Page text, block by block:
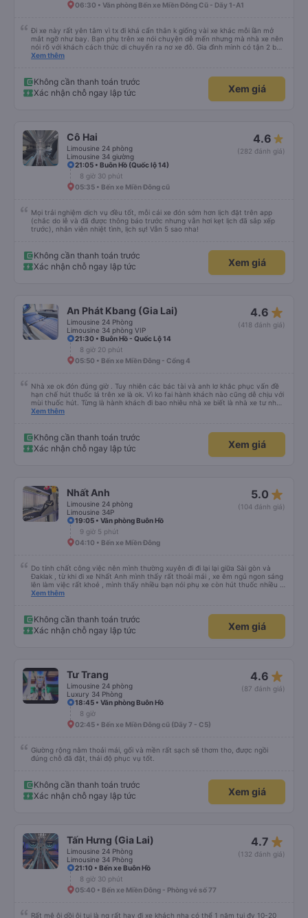
06:30 • Văn phòng Bến xe Miền Đông Cũ - Dãy 1-A1
Đi xe này rất yên tâm vì tx đi khá cẩn thân k giống vài xe khác mỗi lần mở
mắt ngỡ như bay. Bạn phụ trên xe nói chuyện dễ mến nhưng mà nhà xe nên
nói rõ với khách cách thức di chuyển ra nơ xe đỗ. Gia đình mình có tận 2 bé
nhỏ tay xách nách mang mà mình bị xoay vòng vòng đi bộ đến khu đỗ xe thì
Xem thêm
Không cần thanh toán trước
Xác nhận chỗ ngay lập tức
Xem giá
Cô Hai
Limousine 24 phòng
Limousine 34 giường
4.6
(282 đánh giá)
21:05 • Buôn Hồ (Quốc lộ 14)
8 giờ 30 phút
05:35 • Bến xe Miền Đông cũ
Mọi trải nghiệm dịch vụ đều tốt, mỗi cái xe đón sớm hơn lịch đặt trên app
(chắc do lễ và đã được thông báo trước nhưng vẫn hơi kẹt lịch đã sắp xếp
trước), nhân viên nhiệt tình, lịch sự! Vẫn 5 sao nha!
Không cần thanh toán trước
Xác nhận chỗ ngay lập tức
Xem giá
An Phát Kbang (Gia Lai)
Limousine 24 Phòng
Limousine 34 phòng VIP
4.6 star_rate
(418 đánh giá)
21:30 • Buôn Hồ - Quốc Lộ 14
8 giờ 20 phút
05:50 • Bến xe Miền Đông - Cổng 4
Nhà xe ok đón đúng giờ . Tuy nhiên các bác tài và anh lơ khắc phục vấn đề
hạn chế hút thuốc lá trên xe là ok. Vì ko fai hành khách nào cũng dễ chịu với
mùi thuốc hút. Từng là hành khách đi bao nhiêu nhà xe biết là nhà xe tư nhân
, nhưng hãy theo cách vận hành của Phương Trang Busline, từ tổng đài cho
Xem thêm
Không cần thanh toán trước
Xác nhận chỗ ngay lập tức
Xem giá
Nhất Anh
Limousine 24 phòng
Limousine 34P
5.0 star_rate
(104 đánh giá)
19:05 • Văn phòng Buôn Hồ
9 giờ 5 phút
04:10 • Bến xe Miền Đông
Do tính chất công việc nên mình thường xuyên đi đi lại lại giữa Sài gòn và
Đaklak , từ khi đi xe Nhất Anh mình thấy rất thoải mái , xe êm ngủ ngon sáng
lên làm việc rất khoẻ , mình thấy nhiều bạn nói phụ xe còn hút thuốc nhiều ,
mình thấy phụ cũng có hút nhưng các bạn ấy cũng để khói ngay chỗ hut
Xem thêm
Không cần thanh toán trước
Xác nhận chỗ ngay lập tức
Xem giá
Tư Trang
Limousine 24 phòng
Luxury 34 Phòng
4.6 star_rate
(87 đánh giá)
18:45 • Văn phòng Buôn Hồ
8 giờ
02:45 • Bến xe Miền Đông cũ (Dãy 7 - C5)
Giường rộng nằm thoải mái, gối và mền rất sạch sẽ thơm tho, được ngồi
đúng chỗ đã đặt, thái độ phục vụ tốt.
Không cần thanh toán trước
Xác nhận chỗ ngay lập tức
Xem giá
Tấn Hưng (Gia Lai)
Limousine 24 Phòng
Limousine 34 Phòng
4.7 star_rate
(132 đánh giá)
21:10 • Bến xe Buôn Hồ
8 giờ 30 phút
05:40 • Bến xe Miền Đông - Phòng vé số 77
Rất mê ôi dồi ôi tui là ng rất hay đi xe khách nha có thể 1 năm tui đy 10-20